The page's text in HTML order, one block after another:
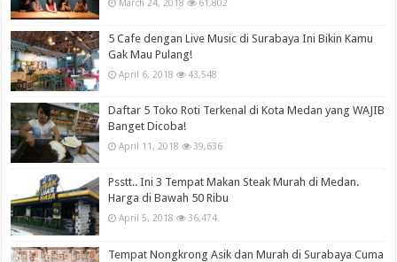
March 24, 2018 61,802
5 Cafe dengan Live Music di Surabaya Ini Bikin Kamu
Gak Mau Pulang!
April 6, 2018 43,548
Daftar 5 Toko Roti Terkenal di Kota Medan yang WAJIB
Banget Dicoba!
April 11, 2018 39,636
Psstt.. Ini 3 Tempat Makan Steak Murah di Medan.
Harga di Bawah 50 Ribu
April 5, 2018 36,474
Tempat Nongkrong Asik dan Murah di Surabaya Cuma